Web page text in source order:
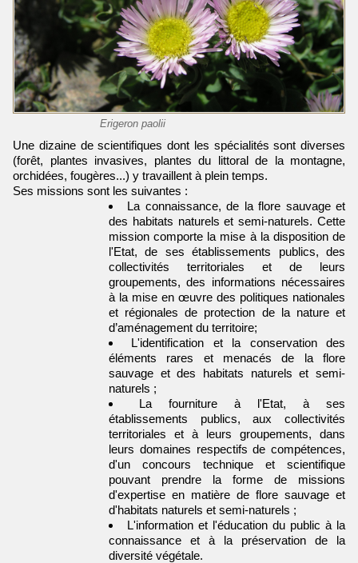
Erigeron paolii
Une dizaine de scientifiques dont les spécialités sont diverses
(forêt, plantes invasives, plantes du littoral de la montagne,
orchidées, fougères...) y travaillent à plein temps.
Ses missions sont les suivantes :
La connaissance, de la flore sauvage et
des habitats naturels et semi-naturels. Cette
mission comporte la mise à la disposition de
l'Etat, de ses établissements publics, des
collectivités territoriales et de leurs
groupements, des informations nécessaires
à la mise en œuvre des politiques nationales
et régionales de protection de la nature et
d’aménagement du territoire;
L'identification et la conservation des
éléments rares et menacés de la flore
sauvage et des habitats naturels et semi-
naturels ;
La fourniture à l'Etat, à ses
établissements publics, aux collectivités
territoriales et à leurs groupements, dans
leurs domaines respectifs de compétences,
d'un concours technique et scientifique
pouvant prendre la forme de missions
d'expertise en matière de flore sauvage et
d'habitats naturels et semi-naturels ;
L'information et l'éducation du public à la
connaissance et à la préservation de la
diversité végétale.